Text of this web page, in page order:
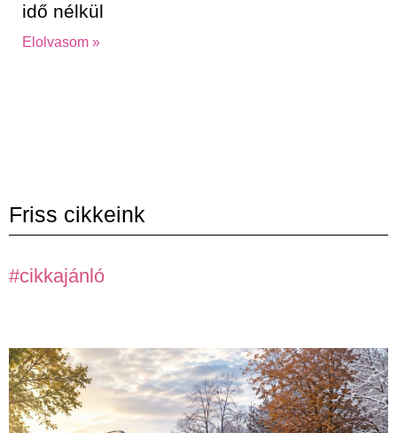
idő nélkül
Elolvasom »
Friss cikkeink
#cikkajánló